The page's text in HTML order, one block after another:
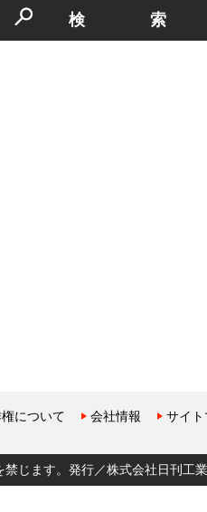
検
について 会社情報 サイ
禁じます。発行／株式会社日刊